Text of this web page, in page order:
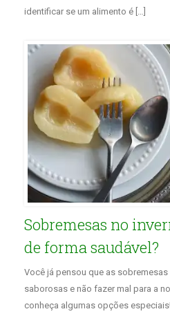
identificar se um alimento é […]
Sobremesas no
de forma saudável?
Você já pensou que as
saborosas e não fazer mal para a
conheça algumas opções